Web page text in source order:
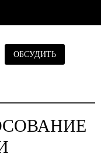
ОБСУДИТЬ